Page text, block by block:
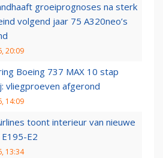
groeiprognoses na sterk
volgend jaar 75 A320neo’s
20:09
Boeing 737 MAX 10 stap
vliegproeven afgerond
14:09
toont interieur van nieuwe
E2
13:34